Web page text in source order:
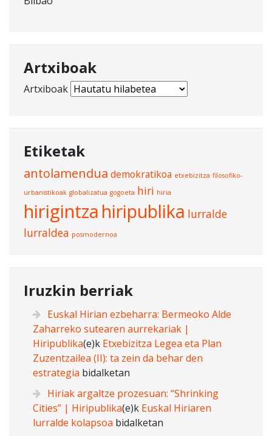
Artxiboak
Artxiboak
Etiketak
antolamendua demokratikoa etxebizitza filosofiko-
urbanistikoak globalizatua gogoeta hiri hiria
hirigintza hiripublika lurralde
lurraldea posmodernoa
Iruzkin berriak
Euskal Hirian ezbeharra: Bermeoko Alde
Zaharreko sutearen aurrekariak |
Hiripublika(e)k Etxebizitza Legea eta Plan
Zuzentzailea (II): ta zein da behar den
estrategia bidalketan
Hiriak argaltze prozesuan: “Shrinking
Cities” | Hiripublika(e)k Euskal Hiriaren
lurralde kolapsoa bidalketan